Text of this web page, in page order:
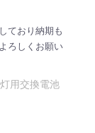
ており納期も
ろしくお願い
用交換電池